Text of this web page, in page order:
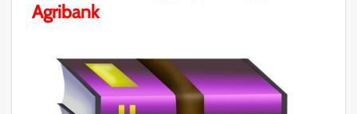
Agribank